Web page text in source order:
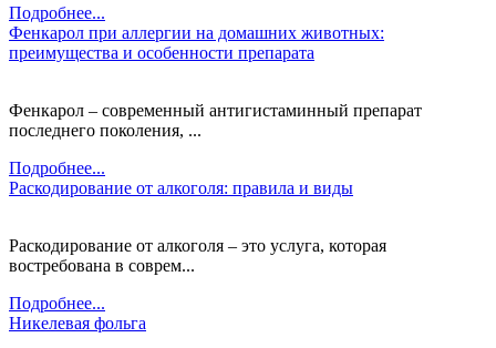
Подробнее...
Фенкарол при аллергии на домашних животных:
преимущества и особенности препарата
Фенкарол – современный антигистаминный препарат
последнего поколения, ...
Подробнее...
Раскодирование от алкоголя: правила и виды
Раскодирование от алкоголя – это услуга, которая
востребована в соврем...
Подробнее...
Никелевая фольга